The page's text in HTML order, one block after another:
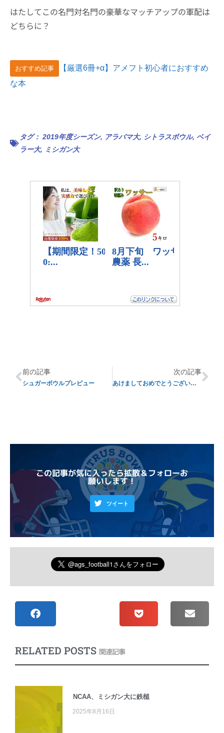
はたしてこの名門対名門の豪華なマッチアップの軍配は
どちらに？
おすすめ記事
【厳選6冊+α】アメフト初心者におすすめ
な本
タグ： 2019年度シーズン, アラバマ大, シトラスボウル, ベイ
ラー大, ミシガン大
前の記事
シュガーボウルプレビュー
次の記事
あけましておめでとうございます！
この記事が気に入ったら拡散＆フォローお
願いします！
ツイート
RELATED POSTS 関連記事
NCAA、ミシガン大に鉄槌
2025年8月16日